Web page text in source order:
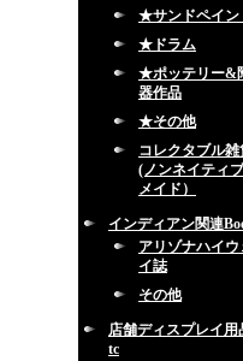
★サンドペイン
★ドラム
★ポッテリー&
器作品
★その他
コレクタブル雑
(ノンネイティブ
メイド）
インディアン関連
アリゾナハイウ
イ誌
その他
店舗ディスプレイ用
tc